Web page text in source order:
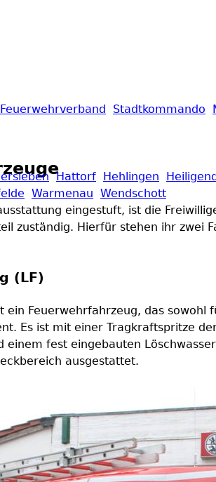
Feuerwehrverband Stadtkommando
Hattorf Hehlingen
Warmenau Wendschott
eingestuft, ist die
zuständig. Hierfür stehen ihr zwei
(LF)
ein Feuerwehrfahrzeug, das
Es ist mit einer Tragkraftspritze
einem fest eingebauten
ausgestattet.